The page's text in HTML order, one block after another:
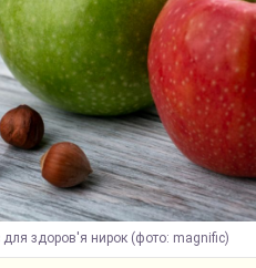
для здоров'я нирок (фото: magnific)